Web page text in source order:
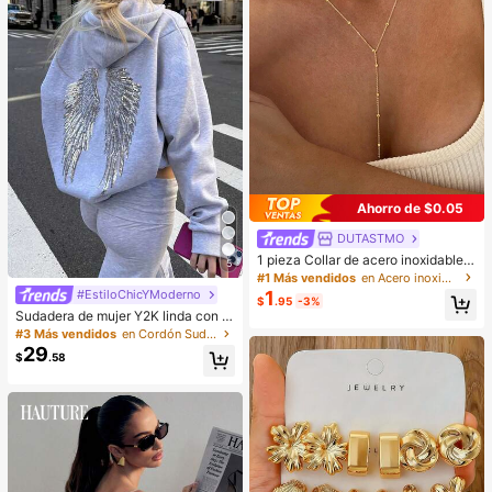
5
#EstiloChicYModerno
Sudadera de mujer Y2K linda con al
as de ángel bordadas con lentejuel
as en gris claro, sudadera casual de
manga larga con hombros caídos p
#3 Más vendidos en Cordón Sudaderas de mujer
$29.58
Ahorro de $0.05
DUTASTMO
1 pieza Collar de acero inoxidable d
e doble capa, collar largo con colga
nte, cadena en forma de Y con colg
ante de cuenta redonda, uso diario
#1 Más vendidos en Acero inoxidable Collares De Mujer
$1 .95 -3%